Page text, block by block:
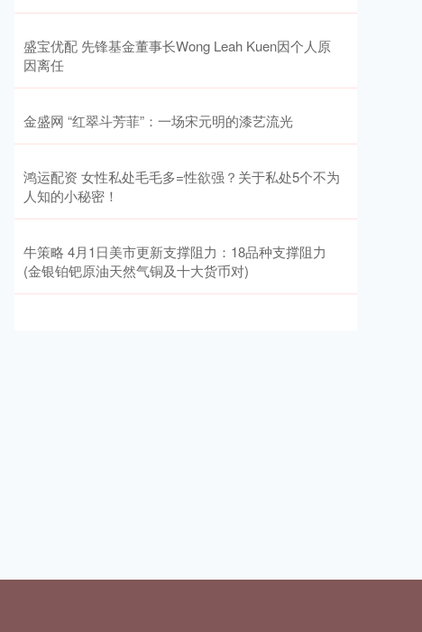
盛宝优配 先锋基金董事长Wong Leah Kuen因个人原
因离任
金盛网 “红翠斗芳菲”：一场宋元明的漆艺流光
鸿运配资 女性私处毛毛多=性欲强？关于私处5个不为
人知的小秘密！
牛策略 4月1日美市更新支撑阻力：18品种支撑阻力
(金银铂钯原油天然气铜及十大货币对)